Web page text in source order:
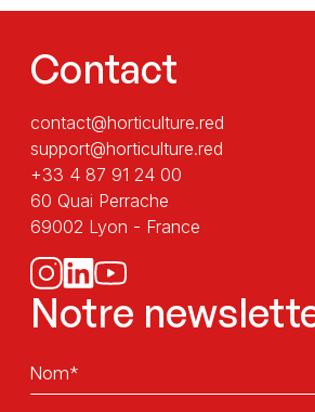
Contact
contact@horticulture.red
support@horticulture.red
+33 4 87 91 24 00
60 Quai Perrache
69002 Lyon - France
Notre
Sans
titre